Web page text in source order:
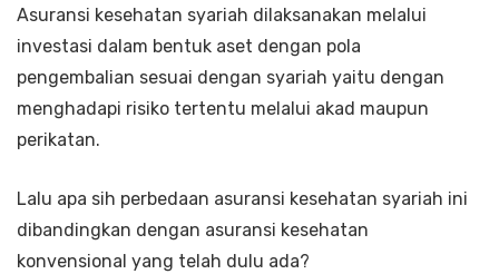
Asuransi kesehatan syariah dilaksanakan melalui
investasi dalam bentuk aset dengan pola
pengembalian sesuai dengan syariah yaitu dengan
menghadapi risiko tertentu melalui akad maupun
perikatan.
Lalu apa sih perbedaan asuransi kesehatan syariah ini
dibandingkan dengan asuransi kesehatan
konvensional yang telah dulu ada?